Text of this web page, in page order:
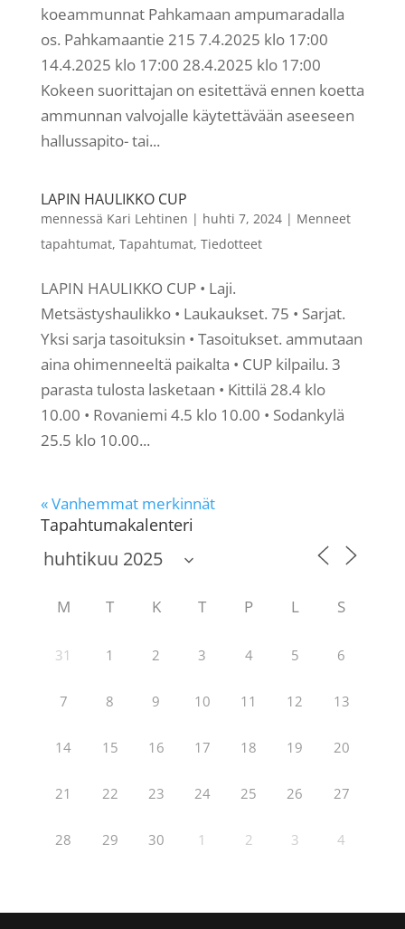
koeammunnat Pahkamaan ampumaradalla
os. Pahkamaantie 215 7.4.2025 klo 17:00
14.4.2025 klo 17:00 28.4.2025 klo 17:00
Kokeen suorittajan on esitettävä ennen koetta
ammunnan valvojalle käytettävään aseeseen
hallussapito- tai...
LAPIN HAULIKKO CUP
mennessä Kari Lehtinen | huhti 7, 2024| Menneet
tapahtumat, Tapahtumat, Tiedotteet
LAPIN HAULIKKO CUP • Laji.
Metsästyshaulikko • Laukaukset. 75 • Sarjat.
Yksi sarja tasoituksin • Tasoitukset. ammutaan
aina ohimenneeltä paikalta • CUP kilpailu. 3
parasta tulosta lasketaan • Kittilä 28.4 klo
10.00 • Rovaniemi 4.5 klo 10.00 • Sodankylä
25.5 klo 10.00...
« Vanhemmat merkinnät
Tapahtumakalenteri
M T K T P L S
31 1 2 3 4 5 6
7 8 9 10 11 12 13
14 15 16 17 18 19 20
21 22 23 24 25 26 27
28 29 30 1 2 3 4